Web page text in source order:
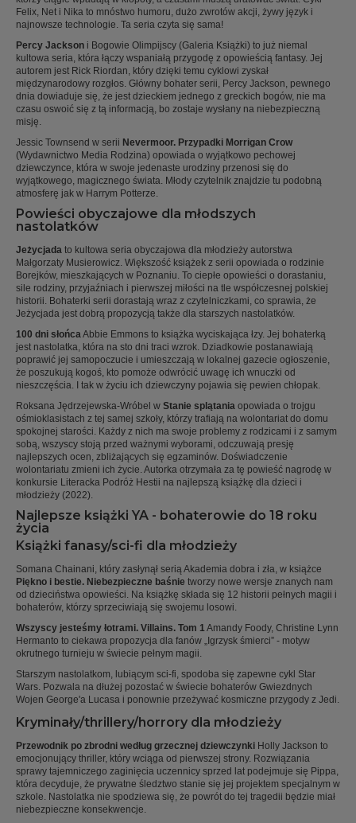
Felix, Net i Nika to mnóstwo humoru, dużo zwrotów akcji, żywy język i
najnowsze technologie. Ta seria czyta się sama!
Percy Jackson i Bogowie Olimpijscy (Galeria Książki) to już niemal
kultowa seria, która łączy wspaniałą przygodę z opowieścią fantasy. Jej
autorem jest Rick Riordan, który dzięki temu cyklowi zyskał
międzynarodowy rozgłos. Główny bohater serii, Percy Jackson, pewnego
dnia dowiaduje się, że jest dzieckiem jednego z greckich bogów, nie ma
czasu oswoić się z tą informacją, bo zostaje wysłany na niebezpieczną
misję.
Jessic Townsend w serii Nevermoor. Przypadki Morrigan Crow
(Wydawnictwo Media Rodzina) opowiada o wyjątkowo pechowej
dziewczynce, która w swoje jedenaste urodziny przenosi się do
wyjątkowego, magicznego świata. Młody czytelnik znajdzie tu podobną
atmosferę jak w Harrym Potterze.
Powieści obyczajowe dla młodszych
nastolatków
Jeżycjada to kultowa seria obyczajowa dla młodzieży autorstwa
Małgorzaty Musierowicz. Większość książek z serii opowiada o rodzinie
Borejków, mieszkających w Poznaniu. To ciepłe opowieści o dorastaniu,
sile rodziny, przyjaźniach i pierwszej miłości na tle współczesnej polskiej
historii. Bohaterki serii dorastają wraz z czytelniczkami, co sprawia, że
Jeżycjada jest dobrą propozycją także dla starszych nastolatków.
100 dni słońcaAbbie Emmons to książka wyciskająca łzy. Jej bohaterką
jest nastolatka, która na sto dni traci wzrok. Dziadkowie postanawiają
poprawić jej samopoczucie i umieszczają w lokalnej gazecie ogłoszenie,
że poszukują kogoś, kto pomoże odwrócić uwagę ich wnuczki od
nieszczęścia. I tak w życiu ich dziewczyny pojawia się pewien chłopak.
Roksana Jędrzejewska-Wróbel w Stanie splątania opowiada o trojgu
ośmioklasistach z tej samej szkoły, którzy trafiają na wolontariat do domu
spokojnej starości. Każdy z nich ma swoje problemy z rodzicami i z samym
sobą, wszyscy stoją przed ważnymi wyborami, odczuwają presję
najlepszych ocen, zbliżających się egzaminów. Doświadczenie
wolontariatu zmieni ich życie. Autorka otrzymała za tę powieść nagrodę w
konkursie Literacka Podróż Hestii na najlepszą książkę dla dzieci i
młodzieży (2022).
Najlepsze książki YA - bohaterowie do 18 roku
życia
Książki fanasy/sci-fi dla młodzieży
Somana Chainani, który zasłynął serią Akademia dobra i zła, w książce
Piękno i bestie. Niebezpieczne baśnie tworzy nowe wersje znanych nam
od dzieciństwa opowieści. Na książkę składa się 12 historii pełnych magii i
bohaterów, którzy sprzeciwiają się swojemu losowi.
Wszyscy jesteśmy łotrami. Villains. Tom 1Amandy Foody, Christine Lynn
Hermanto to ciekawa propozycja dla fanów „Igrzysk śmierci” - motyw
okrutnego turnieju w świecie pełnym magii.
Starszym nastolatkom, lubiącym sci-fi, spodoba się zapewne cykl Star
Wars. Pozwala na dłużej pozostać w świecie bohaterów Gwiezdnych
Wojen George'a Lucasa i ponownie przeżywać kosmiczne przygody z Jedi.
Kryminały/thrillery/horrory dla młodzieży
Przewodnik po zbrodni według grzecznej dziewczynki Holly Jackson to
emocjonujący thriller, który wciąga od pierwszej strony. Rozwiązania
sprawy tajemniczego zaginięcia uczennicy sprzed lat podejmuje się Pippa,
która decyduje, że prywatne śledztwo stanie się jej projektem specjalnym w
szkole. Nastolatka nie spodziewa się, że powrót do tej tragedii będzie miał
niebezpieczne konsekwencje.